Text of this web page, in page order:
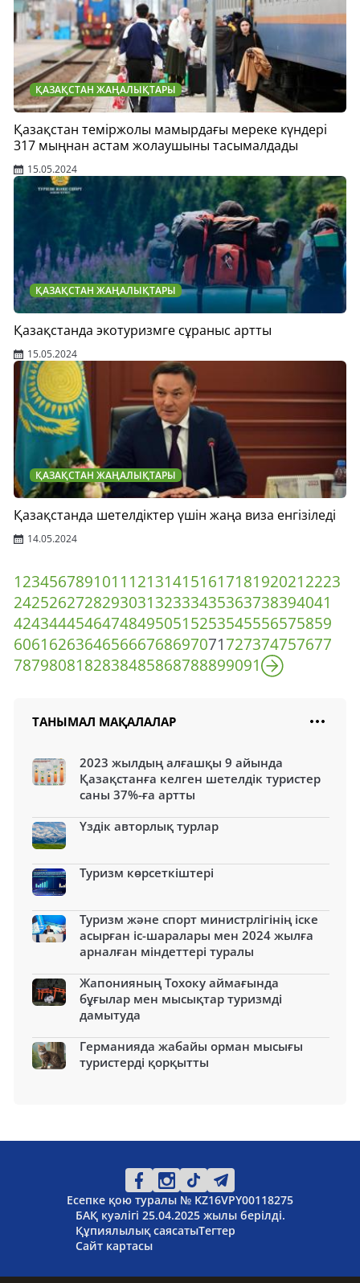
ҚАЗАҚСТАН ЖАҢАЛЫҚТАРЫ
Қазақстан теміржолы мамырдағы мереке күндері
317 мыңнан астам жолаушыны тасымалдады
15.05.2024
ҚАЗАҚСТАН ЖАҢАЛЫҚТАРЫ
Қазақстанда экотуризмге сұраныс артты
15.05.2024
ҚАЗАҚСТАН ЖАҢАЛЫҚТАРЫ
Қазақстанда шетелдіктер үшін жаңа виза енгізіледі
14.05.2024
1234567891011 121314151617181920212223
242526272829303132333435363738394041
424344454647484950515253545556575859
606162636465666768697071727374757677
7879808182838485868788899091
ТАНЫМАЛ МАҚАЛАЛАР
2023 жылдың алғашқы 9 айында
Қазақстанға келген шетелдік туристер
саны 37%-ға артты
Үздік авторлық турлар
Туризм көрсеткіштері
Туризм және спорт министрлігінің іске
асырған іс-шаралары мен 2024 жылға
арналған міндеттері туралы
Жапонияның Тохоку аймағында
бұғылар мен мысықтар туризмді
дамытуда
Германияда жабайы орман мысығы
туристерді қорқытты
Есепке қою туралы № KZ16VPY00118275
БАҚ куәлігі 25.04.2025 жылы берілді.
Құпиялылық саясатыТегтер
Сайт картасы